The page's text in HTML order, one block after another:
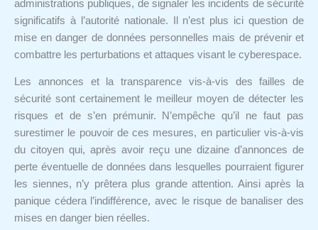
administrations publiques, de signaler les incidents de sécurité
significatifs à l’autorité nationale. Il n’est plus ici question de
mise en danger de données personnelles mais de prévenir et
combattre les perturbations et attaques visant le cyberespace.
Les annonces et la transparence vis-à-vis des failles de
sécurité sont certainement le meilleur moyen de détecter les
risques et de s’en prémunir. N’empêche qu’il ne faut pas
surestimer le pouvoir de ces mesures, en particulier vis-à-vis
du citoyen qui, après avoir reçu une dizaine d’annonces de
perte éventuelle de données dans lesquelles pourraient figurer
les siennes, n’y prêtera plus grande attention. Ainsi après la
panique cédera l’indifférence, avec le risque de banaliser des
mises en danger bien réelles.